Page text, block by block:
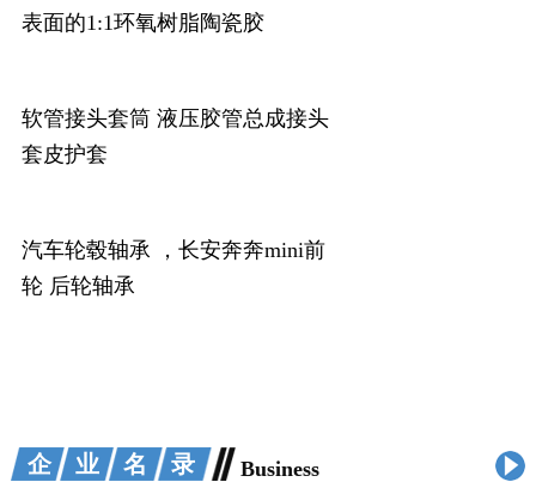
表面的1:1环氧树脂陶瓷胶
软管接头套筒 液压胶管总成接头
套皮护套
汽车轮毂轴承 ，长安奔奔mini前
轮 后轮轴承
企业名录 Business